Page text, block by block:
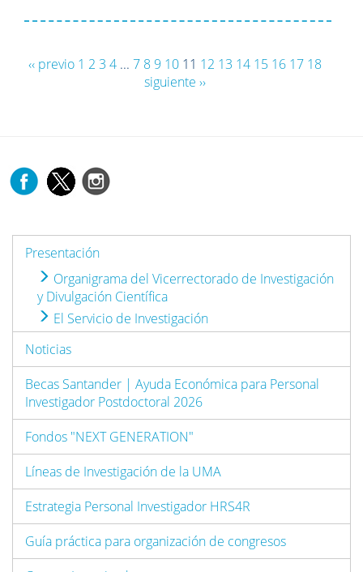
‹‹ previo 1 2 3 4 ... 7 8 9 10 11 12 13 14 15 16 17 18
siguiente ››
Presentación
Organigrama del Vicerrectorado de Investigación
y Divulgación Científica
El Servicio de Investigación
Noticias
Becas Santander | Ayuda Económica para Personal
Investigador Postdoctoral 2026
Fondos "NEXT GENERATION"
Líneas de Investigación de la UMA
Estrategia Personal Investigador HRS4R
Guía práctica para organización de congresos